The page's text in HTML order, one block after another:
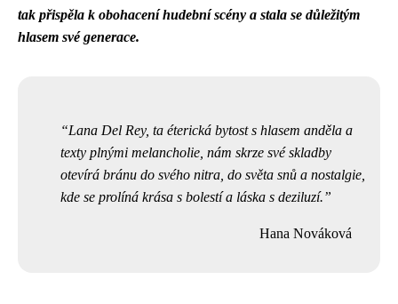
tak přispěla k obohacení hudební scény a stala se důležitým
hlasem své generace.
Lana Del Rey, ta éterická bytost s hlasem anděla a
texty plnými melancholie, nám skrze své skladby
otevírá bránu do svého nitra, do světa snů a nostalgie,
kde se prolíná krása s bolestí a láska s deziluzí.
Hana Nováková